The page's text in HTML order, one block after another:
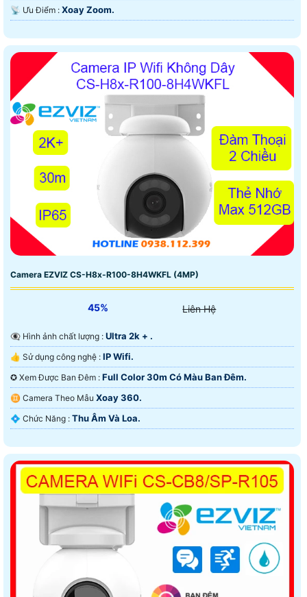
️📡 Ưu Điểm : Xoay Zoom.
Camera EZVIZ CS-H8x-R100-8H4WKFL (4MP)
45% Liên Hệ
👁️‍🗨 Hình ảnh chất lượng : Ultra 2k + .
👍 Sử dụng công nghệ : IP Wifi.
✪ Xem Được Ban Đêm : Full Color 30m Có Màu Ban Ðêm.
♊ Camera Theo Mẫu Xoay 360.
️💠 Chức Năng : Thu Âm Và Loa.